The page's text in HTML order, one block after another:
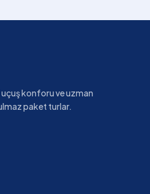
konforu ve uzman
paket turlar.